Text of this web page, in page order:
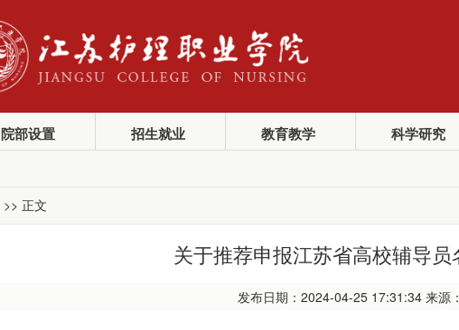
院部设置 招生就业 教育教学 科学研究
>> 正文
关于推荐申报江苏省高校辅导
发布日期：2024-04-25 17:31:34 来源